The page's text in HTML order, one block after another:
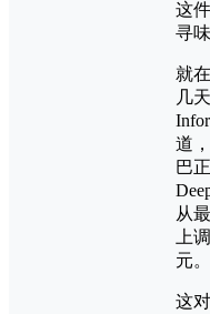
这
寻味
就
几
道
巴
从
上
元。
这